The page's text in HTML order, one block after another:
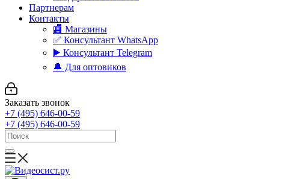
Партнерам
Контакты
🏬 Магазины
✅️ Консультант WhatsApp
▶️ Консультант Telegram
🔔 Для оптовиков
Заказать звонок
+7 (495) 646-00-59
+7 (495) 646-00-59